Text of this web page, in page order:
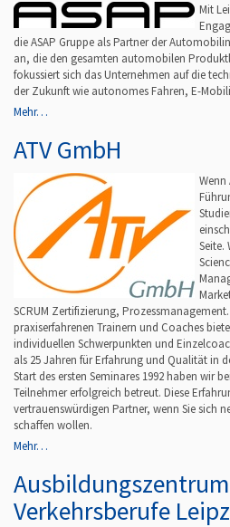
Mit
die ASAP Gruppe als Partner der
an, die den gesamten automobilen
fokussiert sich das Unternehmen auf die
der Zukunft wie autonomes Fahren, E-
Mehr…
ATV GmbH
Wenn
Seite.
SCRUM Zertifizierung,
praxiserfahrenen Trainern und Coaches
individuellen Schwerpunkten und
als 25 Jahren für Erfahrung und Qualität in
Start des ersten Seminares 1992 haben wir
Teilnehmer erfolgreich betreut. Diese
vertrauenswürdigen Partner, wenn Sie sich
schaffen wollen.
Mehr…
Verkehrsberufe